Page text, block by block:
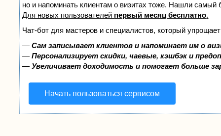
но и напоминать клиентам о визитах тоже. Нашли
Для новых пользователей первый месяц бесплатно.
Чат-бот для мастеров и специалистов, который
—Сам записывает клиентов и напоминает им о
—Персонализирует скидки, чаевые, кэшбэк и
—Увеличивает доходимость и помогает больше
Начать пользоваться сервисом